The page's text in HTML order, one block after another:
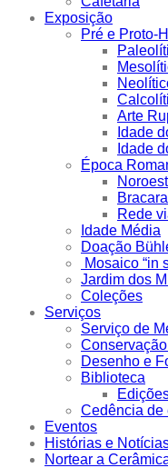
Exposição
Pré e Proto-
Arte
Idade
Idade
Época
Rede
Idade Média
Doação
Mosaico “in
Jardim dos
Coleções
Serviços
Serviço de
Desenho e
Biblioteca
Cedência de
Eventos
Histórias e
Nortear a